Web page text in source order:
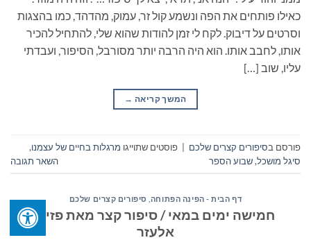
כאילו פותחים את הפה ונשמע קול זר, עמוק, מהדהד, כמו בהצגות
וסרטים על דיבוק. לקח לי זמן להודות שהוא שלי, להתחיל להכיר
אותו, לחבב אותו. הוא היה הרבה יותר מסורבל, הסיפור, ועבדתי
עליו, שוב […]
המשך קריאה →
פורסם בסיפורים קצרים שלכם פוסטים שתוייגו מרגלות בחיים של עצמנו,
סיגל מושכל,שבוע הספר השאר תגובה
דף הבית - הפינה הפתוחה סיפורים קצרים שלכם
חמישה ימים במאי / סיפור קצר מאת פזית
אלעזר